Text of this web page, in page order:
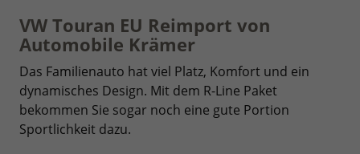
VW Touran EU Reimport von
Automobile Krämer
Das Familienauto hat viel Platz, Komfort und ein
dynamisches Design. Mit dem R-Line Paket
bekommen Sie sogar noch eine gute Portion
Sportlichkeit dazu.